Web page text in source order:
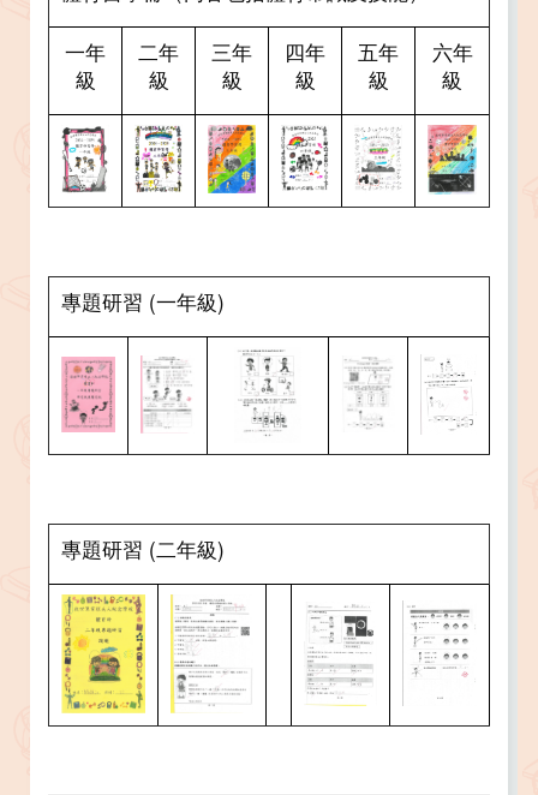
一年
級
二年
級
三年
級
四年
級
五年
級
六年
級
專題研習 (一年級)
專題研習 (二年級)